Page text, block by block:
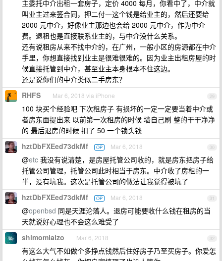
主委托中介出租一套房子，定价 4000 每月，你看中了，中介就
叫业主过来签合同，押二付一这个钱是给业主的，然后还要给
2000 元中介，好像业主那边也会给 2000 元中介，作为中介
费。退租也是直接联系业主的，与中介没什么关系。
还有说租房从来不找中介的，在广州，一般小区的房源都在中介
手里，你想直接找到业主是很难很难的。因为业主出租房屋的时
候直接托管到中介，甚至业主本身根本不住这边。
还是说你们的中介类似二手房东？
29
RHFS Mar 6, 2018 via iPhone
100 块买个经验吧 下次租房子 有损坏的一定一定要当着中介或
者房东面提出来 以前第一次租房的时候 墙自己刷 整的干干净净
的 最后退房的时候 扣了 50 一个锁头钱
30
hztDbFXEed73dkMf OP Mar 6, 2018
@etc 我没有说清楚，是房屋托管公司收的，就是房东把房子给
托管公司管理，托管公司此时相当于房东。中介收了房租的一
半，没有坑我。这次是托管公司的做法让我觉得被坑了
31
hztDbFXEed73dkMf OP Mar 6, 2018
@openbsd 同是天涯沦落人。退房可能要收什么钱在租房的当
天就说好心理也不会这么难受了
32
shimomiaizo Mar 6, 2018
有这么大气不如做个多挣点钱然后住好房子乃至买房子。你爱怎